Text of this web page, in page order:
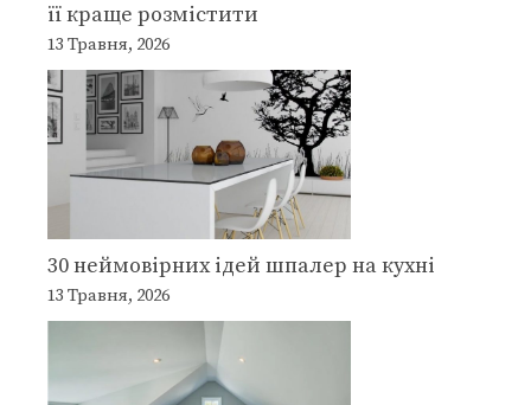
її краще розмістити
13 Травня, 2026
30 неймовірних ідей шпалер на кухні
13 Травня, 2026